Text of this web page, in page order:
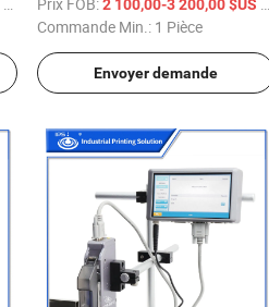
produits de consommation,
2 100,00-3 200,00 $US
Commande Min.: 1 Pièce
Envoyer demande